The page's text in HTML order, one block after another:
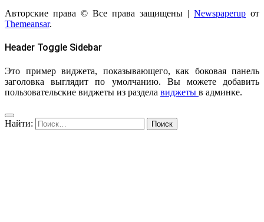
Авторские права © Все права защищены | Newspaperup от
Themeansar.
Header Toggle Sidebar
Это пример виджета, показывающего, как боковая панель
заголовка выглядит по умолчанию. Вы можете добавить
пользовательские виджеты из раздела виджеты в админке.
Найти: